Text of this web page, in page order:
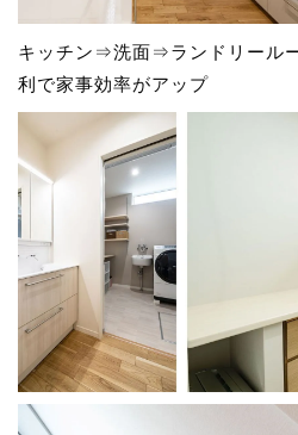
キッチン⇒洗面⇒ランドリール
利で家事効率がアップ